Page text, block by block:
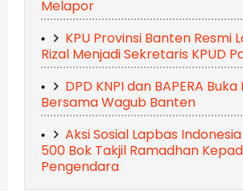
Melapor
KPU Provinsi Banten Resmi
Rizal Menjadi Sekretaris KPUD
DPD KNPI dan BAPERA Buka
Bersama Wagub Banten
Aksi Sosial Lapbas
500 Bok Takjil Ramadhan
Pengendara